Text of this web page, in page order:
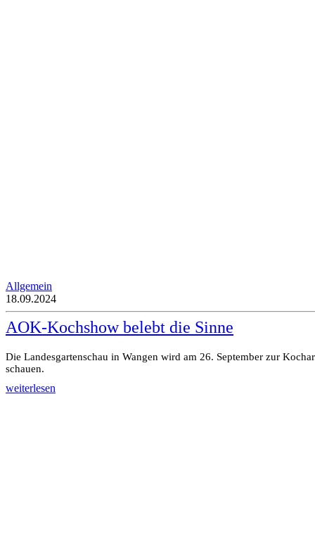
Allgemein
18.09.2024
AOK-Kochshow belebt die Sinne
Die Landesgartenschau in Wangen wird am 26. September zur
schauen.
weiterlesen